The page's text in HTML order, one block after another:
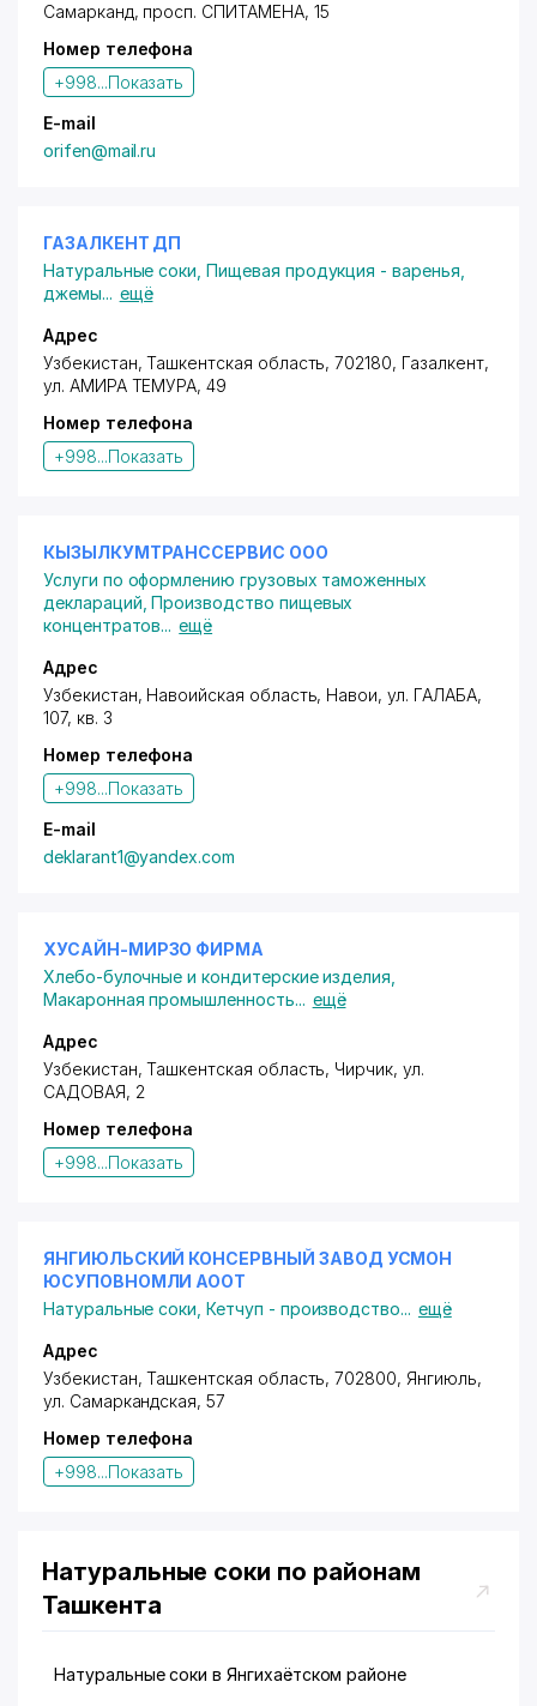
Самарканд, просп. СПИТАМЕНА, 15
Номер телефона
+998...Показать
E-mail
orifen@mail.ru
ГАЗАЛКЕНТ ДП
Натуральные соки ,Пищевая продукция - варенья,
джемы... ещё
Адрес
Узбекистан, Ташкентская область, 702180, Газалкент,
ул. АМИРА ТЕМУРА, 49
Номер телефона
+998...Показать
КЫЗЫЛКУМТРАНССЕРВИС ООО
Услуги по оформлению грузовых таможенных
деклараций ,Производство пищевых
концентратов... ещё
Адрес
Узбекистан, Навоийская область, Навои,ул. ГАЛАБА,
107, кв. 3
Номер телефона
+998...Показать
E-mail
deklarant1@yandex.com
ХУСАЙН-МИРЗО ФИРМА
Хлебо-булочные и кондитерские изделия
Макаронная промышленность... ещё
Адрес
Узбекистан, Ташкентская область, Чирчик, ул.
САДОВАЯ, 2
Номер телефона
+998...Показать
ЯНГИЮЛЬСКИЙ КОНСЕРВНЫЙ ЗАВОД УСМОН
ЮСУПОВНОМЛИ АООТ
Натуральные соки ,Кетчуп - производство... ещё
Адрес
Узбекистан, Ташкентская область, 702800, Янгиюль,
ул. Самаркандская, 57
Номер телефона
+998...Показать
Натуральные соки по районам
Ташкента
Натуральные соки в Янгихаётском районе